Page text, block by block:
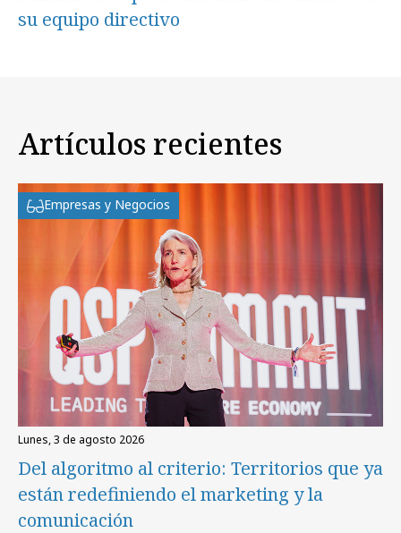
su equipo directivo
Artículos recientes
Empresas y Negocios
lunes, 3 de agosto 2026
Del algoritmo al criterio: Territorios que ya
están redefiniendo el marketing y la
comunicación